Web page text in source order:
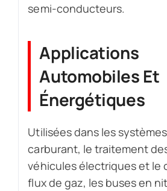
semi-conducteurs.
Applications
Automobiles Et
Énergétiques
Utilisées dans les
carburant, le traitement
véhicules électriques et le
flux de gaz, les buses en